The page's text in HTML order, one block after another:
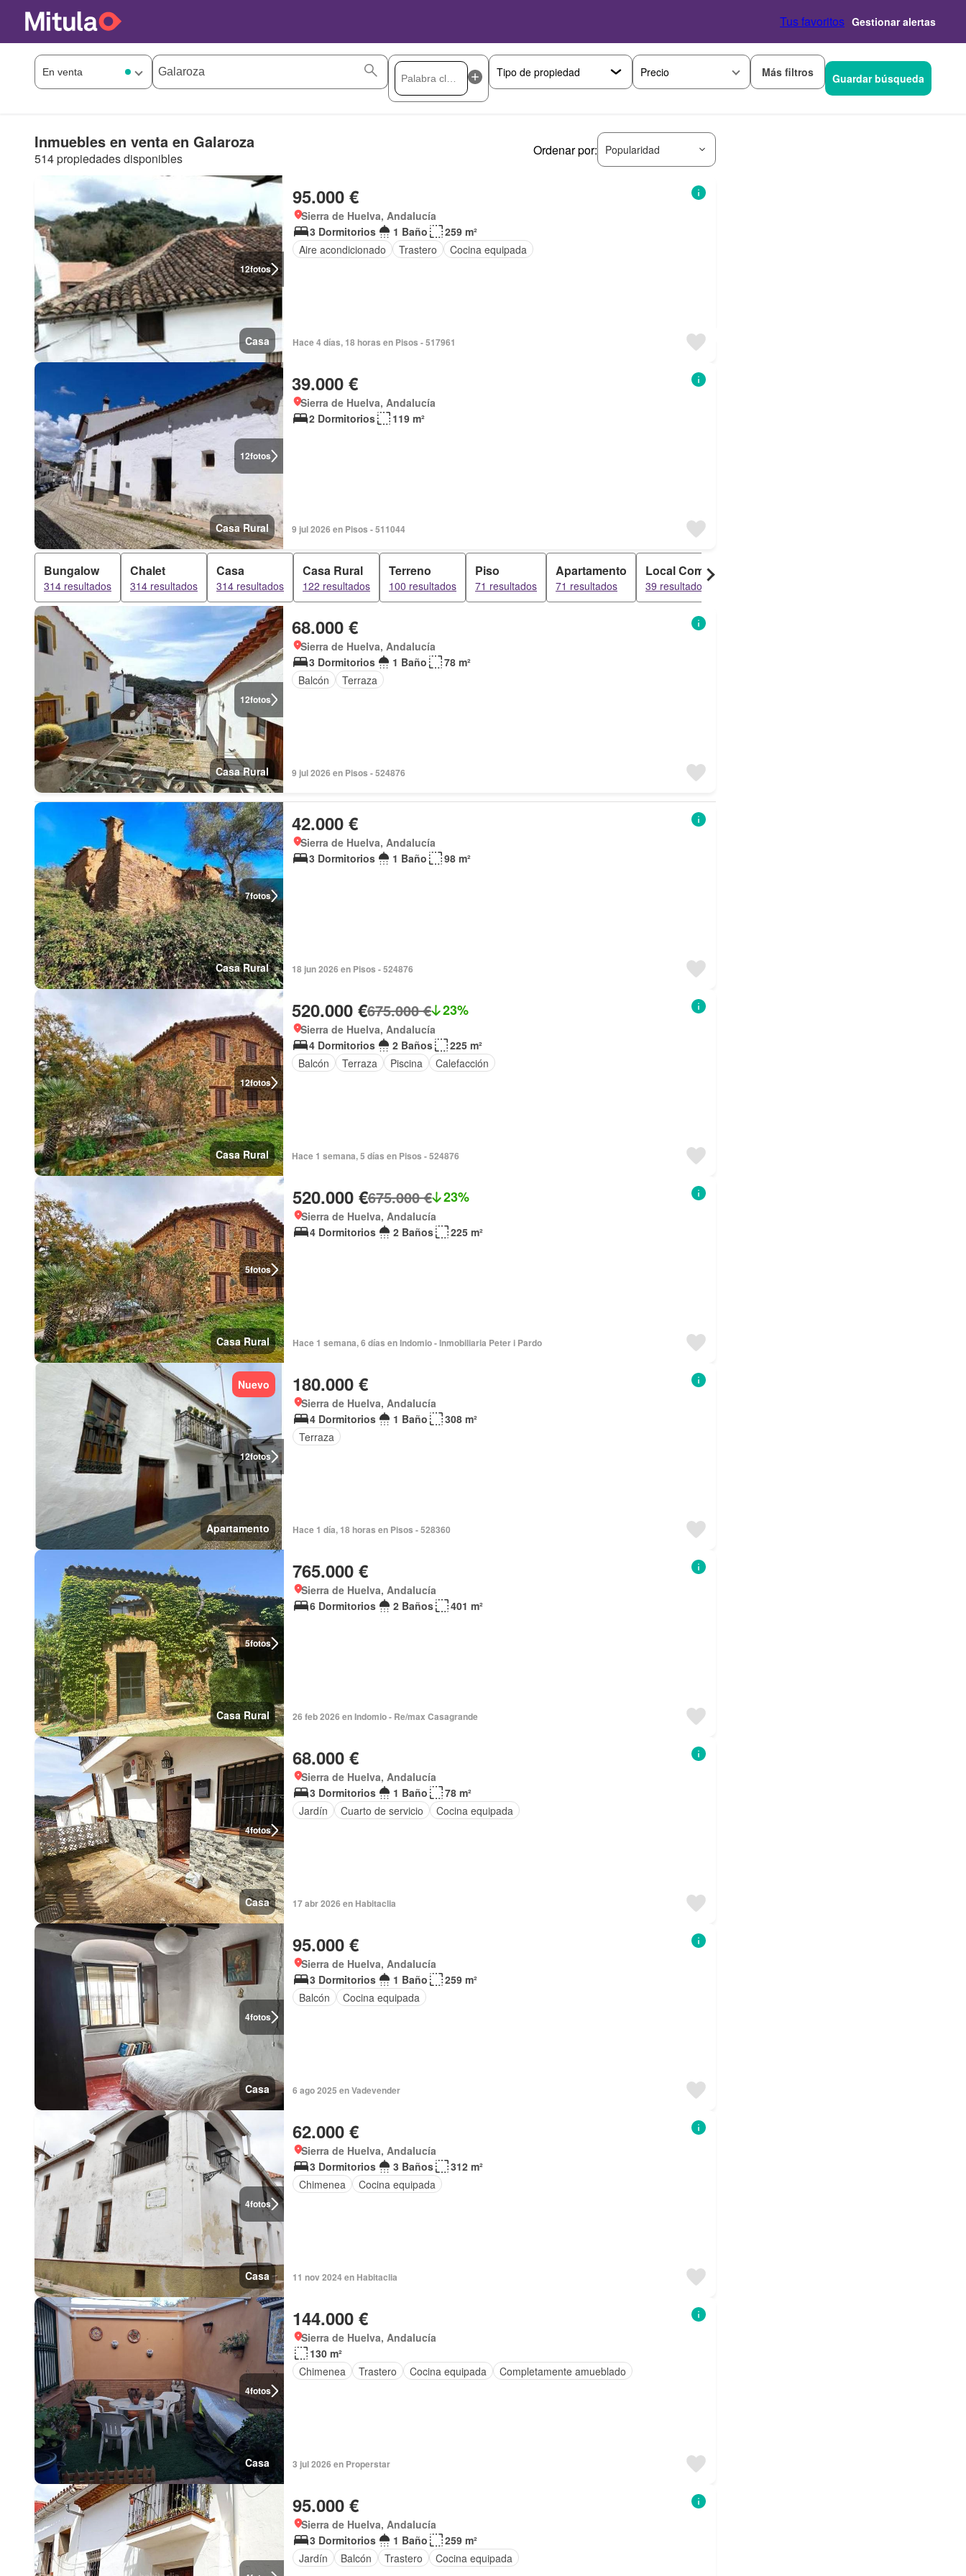
Tus favoritos Gestionar alertas
Precio Más filtros Guardar búsqueda
Inmuebles en venta en Galaroza
514 propiedades disponibles
Ordenar por: Popularidad
12fotos
Casa
95.000 €
Sierra de Huelva, Andalucía
3 Dormitorios
1 Baño
259 m²
Aire acondicionado
Trastero Cocina equipada
Hace 4 días, 18 horas en Pisos - 517961
12fotos
Casa Rural
39.000 €
Sierra de Huelva, Andalucía
2 Dormitorios
119 m²
9 jul 2026 en Pisos - 511044
Bungalow
314 resultados
Chalet
314 resultados
Casa
314 resultados
Casa Rural
122 resultados
Terreno
100 resultados
Piso
71 resultados
Apartamento
71 resultados
Local Comercial
39 resultados
12fotos
Casa Rural
68.000 €
Sierra de Huelva, Andalucía
3 Dormitorios
1 Baño
78 m²
Balcón
Terraza
9 jul 2026 en Pisos - 524876
7fotos
Casa Rural
42.000 €
Sierra de Huelva, Andalucía
3 Dormitorios
1 Baño 98 m²
18 jun 2026 en Pisos - 524876
12fotos
Casa Rural
520.000 €675.000 € 23%
Sierra de Huelva, Andalucía
4 Dormitorios
2 Baños
225 m²
Balcón
Terraza Piscina Calefacción
Hace 1 semana, 5 días en Pisos - 524876
5fotos
Casa Rural
520.000 €675.000 € 23%
Sierra de Huelva, Andalucía
4 Dormitorios
2 Baños 225 m²
Hace 1 semana, 6 días en Indomio - Inmobiliaria Peter i Pardo
12fotos
Nuevo
Apartamento
180.000 €
Sierra de Huelva, Andalucía
4 Dormitorios
1 Baño
308 m²
Terraza
Hace 1 día, 18 horas en Pisos - 528360
5fotos
Casa Rural
765.000 €
Sierra de Huelva, Andalucía
6 Dormitorios
2 Baños 401 m²
26 feb 2026 en Indomio - Re/max Casagrande
4fotos
Casa
68.000 €
Sierra de Huelva, Andalucía
3 Dormitorios
1 Baño
78 m²
Jardín
Cuarto de servicio Cocina equipada
17 abr 2026 en Habitaclia
4fotos
Casa
95.000 €
Sierra de Huelva, Andalucía
3 Dormitorios
1 Baño
259 m²
Balcón
Cocina equipada
6 ago 2025 en Vadevender
4fotos
Casa
62.000 €
Sierra de Huelva, Andalucía
3 Dormitorios
3 Baños
312 m²
Chimenea
Cocina equipada
11 nov 2024 en Habitaclia
4fotos
Casa
144.000 €
Sierra de Huelva, Andalucía
130 m²
Chimenea
Trastero Cocina equipada Completamente amueblado
3 jul 2026 en Properstar
95.000 €
Sierra de Huelva, Andalucía
3 Dormitorios
1 Baño
259 m²
Jardín
Balcón Trastero Cocina equipada